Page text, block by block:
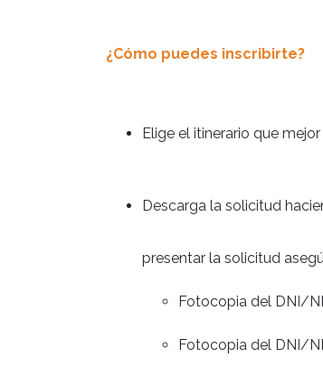
¿Cómo puedes inscribirte?
Elige el itinerario que
Descarga la solicitud
presentar la solicitud
Fotocopia del DNI/
Fotocopia del DNI/